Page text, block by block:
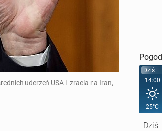
uderzeń USA i Izraela na Iran,
Dziś
14:00
25°C
Dziś